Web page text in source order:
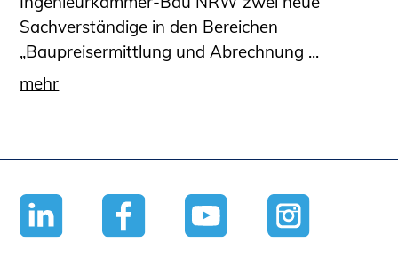
Sachverständige in den Bereichen
„Baupreisermittlung und Abrechnung ...
mehr